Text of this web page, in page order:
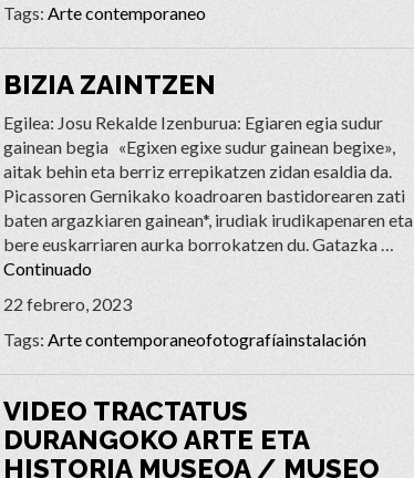
Tags: Arte contemporaneo
BIZIA ZAINTZEN
Egilea: Josu Rekalde Izenburua: Egiaren egia sudur
gainean begia «Egixen egixe sudur gainean begixe»,
aitak behin eta berriz errepikatzen zidan esaldia da.
Picassoren Gernikako koadroaren bastidorearen zati
baten argazkiaren gainean*, irudiak irudikapenaren eta
bere euskarriaren aurka borrokatzen du. Gatazka …
Continuado
22 febrero, 2023
Tags: Arte contemporaneofotografíainstalación
VIDEO TRACTATUS
DURANGOKO ARTE ETA
HISTORIA MUSEOA / MUSEO